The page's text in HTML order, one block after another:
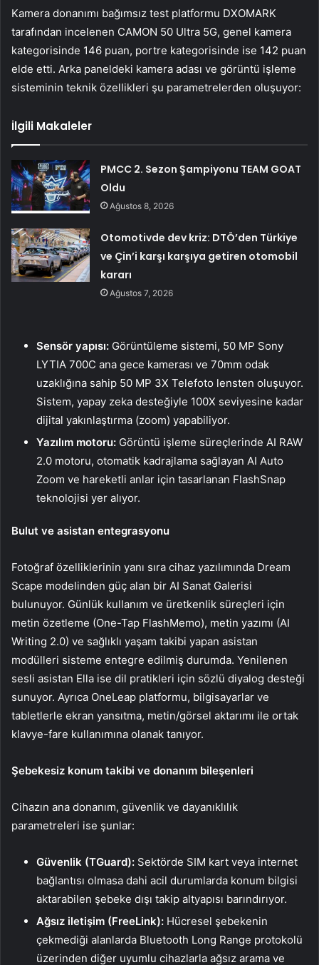
Kamera donanımı bağımsız test platformu DXOMARK
tarafından incelenen CAMON 50 Ultra 5G, genel kamera
kategorisinde 146 puan, portre kategorisinde ise 142 puan
elde etti. Arka paneldeki kamera adası ve görüntü işleme
sisteminin teknik özellikleri şu parametrelerden oluşuyor:
İlgili Makaleler
PMCC 2. Sezon Şampiyonu TEAM GOAT
Oldu
Ağustos 8, 2026
Otomotivde dev kriz: DTÖ’den Türkiye
ve Çin’i karşı karşıya getiren otomobil
kararı
Ağustos 7, 2026
Sensör yapısı: Görüntüleme sistemi, 50 MP Sony
LYTIA 700C ana gece kamerası ve 70mm odak
uzaklığına sahip 50 MP 3X Telefoto lensten oluşuyor.
Sistem, yapay zeka desteğiyle 100X seviyesine kadar
dijital yakınlaştırma (zoom) yapabiliyor.
Yazılım motoru: Görüntü işleme süreçlerinde AI RAW
2.0 motoru, otomatik kadrajlama sağlayan AI Auto
Zoom ve hareketli anlar için tasarlanan FlashSnap
teknolojisi yer alıyor.
Bulut ve asistan entegrasyonu
Fotoğraf özelliklerinin yanı sıra cihaz yazılımında Dream
Scape modelinden güç alan bir AI Sanat Galerisi
bulunuyor. Günlük kullanım ve üretkenlik süreçleri için
metin özetleme (One-Tap FlashMemo), metin yazımı (AI
Writing 2.0) ve sağlıklı yaşam takibi yapan asistan
modülleri sisteme entegre edilmiş durumda. Yenilenen
sesli asistan Ella ise dil pratikleri için sözlü diyalog desteği
sunuyor. Ayrıca OneLeap platformu, bilgisayarlar ve
tabletlerle ekran yansıtma, metin/görsel aktarımı ile ortak
klavye-fare kullanımına olanak tanıyor.
Şebekesiz konum takibi ve donanım bileşenleri
Cihazın ana donanım, güvenlik ve dayanıklılık
parametreleri ise şunlar:
Güvenlik (TGuard): Sektörde SIM kart veya internet
bağlantısı olmasa dahi acil durumlarda konum bilgisi
aktarabilen şebeke dışı takip altyapısı barındırıyor.
Ağsız iletişim (FreeLink): Hücresel şebekenin
çekmediği alanlarda Bluetooth Long Range protokolü
üzerinden diğer uyumlu cihazlarla ağsız arama ve